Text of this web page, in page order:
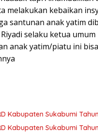
melakukan kebaikan
santunan anak yatim
selaku ketua umum
anak yatim/piatu ini
Kabupaten Sukabumi
Kabupaten Sukabumi